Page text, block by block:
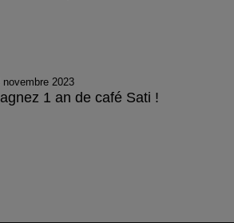
novembre 2023
1 an de café Sati !